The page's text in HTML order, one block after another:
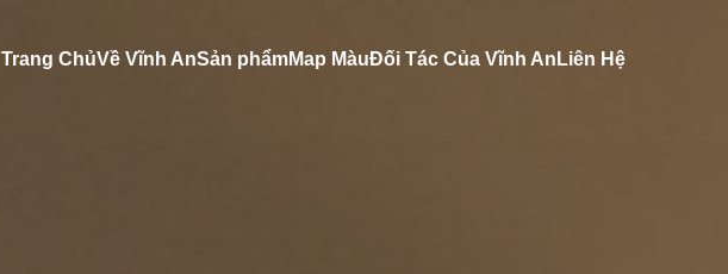
Trang ChủVề Vĩnh AnSản phẩmMap MàuĐối Tác Của Vĩnh An Liên Hệ